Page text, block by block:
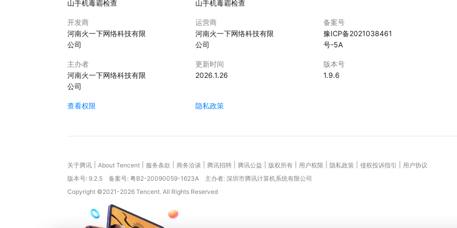
山手机毒霸检查 山手机毒霸检查
开发商
河南火一下网络科技有限
公司
运营商
河南火一下网络科技有限
公司
备案号
豫ICP备2021038461
号-5A
主办者
河南火一下网络科技有限
公司
更新时间
2026.1.26
版本号
1.9.6
查看权限 隐私政策
关于腾讯 About Tencent 服务条款 商务洽谈 腾讯招聘 腾讯公益 版权所有 用户权限 隐私政策 侵权投诉指引
用户协议
版本号: 9.2.5 备案号: 粤B2-20090059-1623A
主办者: 深圳市腾讯计算机系统有限公司
Copyright ©2021-2026 Tencent. All Rights Reserved